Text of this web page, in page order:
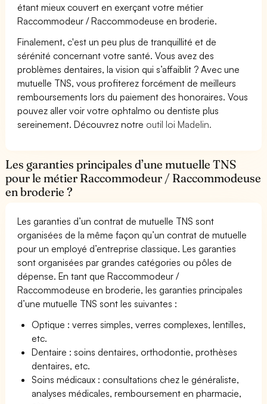
étant mieux couvert en exerçant votre métier
Raccommodeur / Raccommodeuse en broderie.
Finalement, c'est un peu plus de tranquillité et de
sérénité concernant votre santé. Vous avez des
problèmes dentaires, la vision qui s’affaiblit ? Avec une
mutuelle TNS, vous profiterez forcément de meilleurs
remboursements lors du paiement des honoraires. Vous
pouvez aller voir votre ophtalmo ou dentiste plus
sereinement. Découvrez notre outil loi Madelin.
Les garanties principales d’une mutuelle TNS
pour le métier Raccommodeur / Raccommodeuse
en broderie ?
Les garanties d’un contrat de mutuelle TNS sont
organisées de la même façon qu’un contrat de mutuelle
pour un employé d’entreprise classique. Les garanties
sont organisées par grandes catégories ou pôles de
dépense. En tant que Raccommodeur /
Raccommodeuse en broderie, les garanties principales
d’une mutuelle TNS sont les suivantes :
Optique : verres simples, verres complexes, lentilles,
etc.
Dentaire : soins dentaires, orthodontie, prothèses
dentaires, etc.
Soins médicaux : consultations chez le généraliste,
analyses médicales, remboursement en pharmacie,